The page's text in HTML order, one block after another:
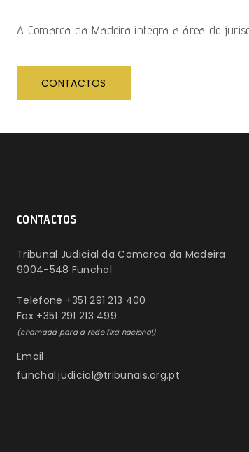
A Comarca da Madeira integra a área de
CONTACTOS
CONTACTOS
Tribunal Judicial da Comarca da Madeira
9004-548 Funchal
Telefone +351 291 213 400
Fax +351 291 213 499
(chamada para a rede fixa nacional)
Email
funchal.judicial@tribunais.org.pt